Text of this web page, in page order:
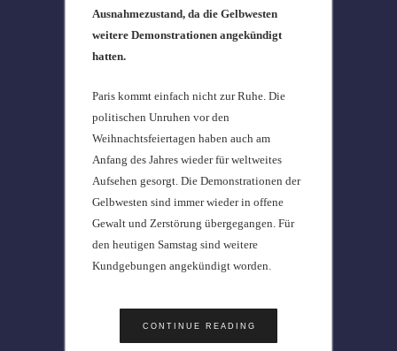
Ausnahmezustand, da die Gelbwesten
weitere Demonstrationen angekündigt
hatten.
Paris kommt einfach nicht zur Ruhe. Die
politischen Unruhen vor den
Weihnachtsfeiertagen haben auch am
Anfang des Jahres wieder für weltweites
Aufsehen gesorgt. Die Demonstrationen der
Gelbwesten sind immer wieder in offene
Gewalt und Zerstörung übergegangen. Für
den heutigen Samstag sind weitere
Kundgebungen angekündigt worden.
CONTINUE READING